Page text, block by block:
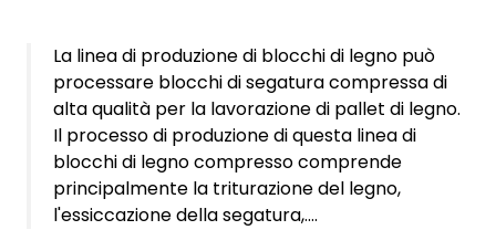
La linea di produzione di blocchi di legno può
processare blocchi di segatura compressa di
alta qualità per la lavorazione di pallet di legno.
Il processo di produzione di questa linea di
blocchi di legno compresso comprende
principalmente la triturazione del legno,
l'essiccazione della segatura,....